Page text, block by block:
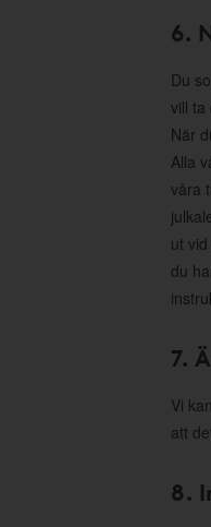
6.
Du
vill ta
När
Alla
våra
ut
du
7.
Vi
att
8.